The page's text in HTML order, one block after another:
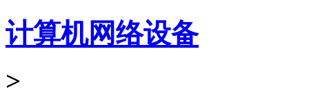
计算机网络设备
>